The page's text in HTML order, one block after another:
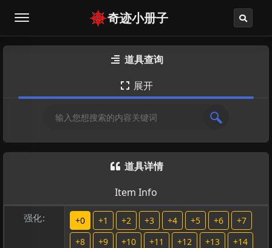
奇迹小册子
 道具查询
 展开
 道具详情
Item Info
强化: +0 +1 +2 +3 +4 +5 +6
+7
+8
+9 +10 +11 +12 +13
+14